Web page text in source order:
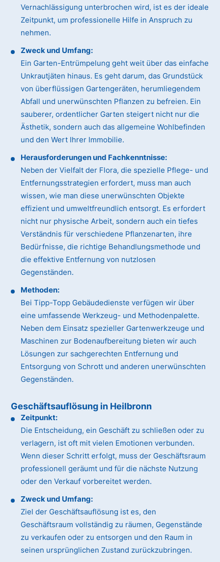
Vernachlässigung unterbrochen wird, ist es der ideale
Zeitpunkt, um professionelle Hilfe in Anspruch zu
nehmen.
Zweck und Umfang:
Ein Garten-Entrümpelung geht weit über das einfache
Unkrautjäten hinaus. Es geht darum, das Grundstück
von überflüssigen Gartengeräten, herumliegendem
Abfall und unerwünschten Pflanzen zu befreien. Ein
sauberer, ordentlicher Garten steigert nicht nur die
Ästhetik, sondern auch das allgemeine Wohlbefinden
und den Wert Ihrer Immobilie.
Herausforderungen und Fachkenntnisse:
Neben der Vielfalt der Flora, die spezielle Pflege- und
Entfernungsstrategien erfordert, muss man auch
wissen, wie man diese unerwünschten Objekte
effizient und umweltfreundlich entsorgt. Es erfordert
nicht nur physische Arbeit, sondern auch ein tiefes
Verständnis für verschiedene Pflanzenarten, ihre
Bedürfnisse, die richtige Behandlungsmethode und
die effektive Entfernung von nutzlosen
Gegenständen.
Methoden:
Bei Tipp-Topp Gebäudedienste verfügen wir über
eine umfassende Werkzeug- und Methodenpalette.
Neben dem Einsatz spezieller Gartenwerkzeuge und
Maschinen zur Bodenaufbereitung bieten wir auch
Lösungen zur sachgerechten Entfernung und
Entsorgung von Schrott und anderen unerwünschten
Gegenständen.
Geschäftsauflösung in Heilbronn
Zeitpunkt:
Die Entscheidung, ein Geschäft zu schließen oder zu
verlagern, ist oft mit vielen Emotionen verbunden.
Wenn dieser Schritt erfolgt, muss der Geschäftsraum
professionell geräumt und für die nächste Nutzung
oder den Verkauf vorbereitet werden.
Zweck und Umfang:
Ziel der Geschäftsauflösung ist es, den
Geschäftsraum vollständig zu räumen, Gegenstände
zu verkaufen oder zu entsorgen und den Raum in
seinen ursprünglichen Zustand zurückzubringen.